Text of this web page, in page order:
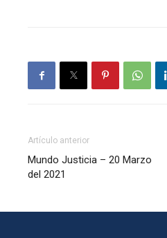
Artículo anterior
Mundo Justicia – 20 Marzo
del 2021